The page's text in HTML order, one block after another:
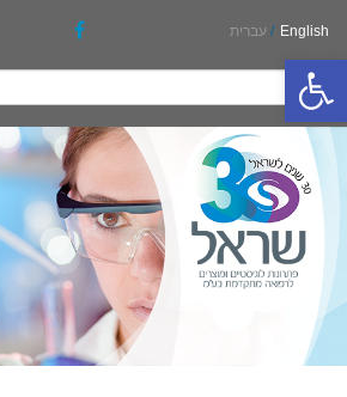
פתח סרגל נגישות
English
/ עברית